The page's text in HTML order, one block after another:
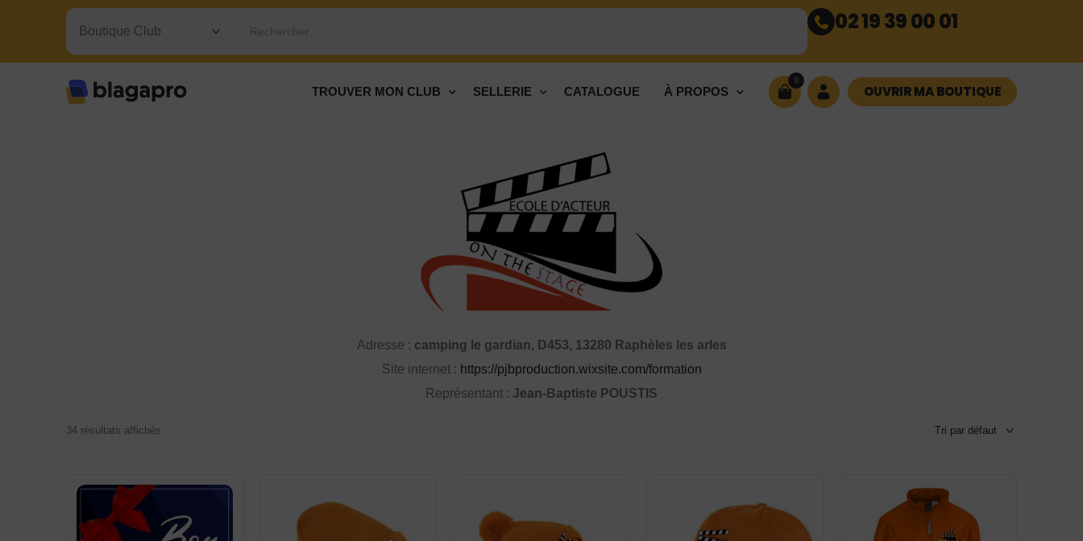
Rechercher… 02 19 39 00 01
TROUVER MON CLUB SELLERIE CATALOGUE À PROPOS
0
OUVRIR MA BOUTIQUE
Adresse : camping le gardian, D453, 13280 Raphèles les arles
Site internet : https://pjbproduction.wixsite.com/formation
Représentant : Jean-Baptiste POUSTIS
34 résultats affichés